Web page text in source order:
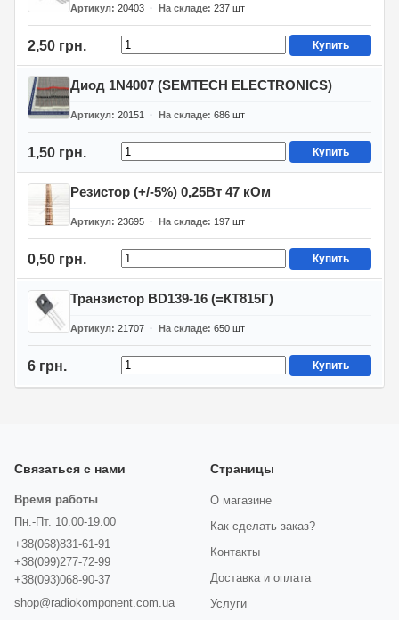
Артикул 20403 На складе 237 шт
2,50 грн. Купить
Диод 1N4007 (SEMTECH ELECTRONICS)
Артикул 20151 На складе 686 шт
1,50 грн. Купить
Резистор (+/-5%) 0,25Вт 47 кОм
Артикул 23695 На складе 197 шт
0,50 грн. Купить
Транзистор BD139-16 (=КТ815Г)
Артикул 21707 На складе 650 шт
6 грн. Купить
Связаться с нами
Время работы
Пн.-Пт. 10.00-19.00
+38(068)831-61-91
+38(099)277-72-99
+38(093)068-90-37
shop@radiokomponent.com.ua
Страницы
О магазине
Как сделать заказ?
Контакты
Доставка и оплата
Услуги